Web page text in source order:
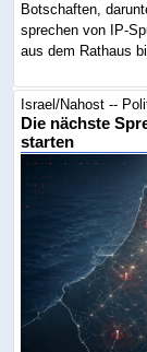
Botschaften,
sprechen von IP-
aus dem Rathaus
Israel/Nahost --
Die nächste
starten